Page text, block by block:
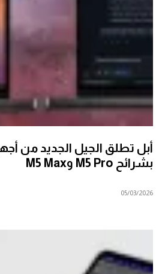
بشرائح M5 Pro وM5 Max
05/03/2026